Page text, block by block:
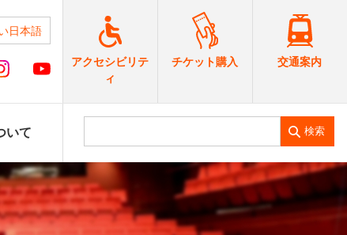
日本語
アクセシビリテ
ィ
チケット購入 交通案内
いて 検索